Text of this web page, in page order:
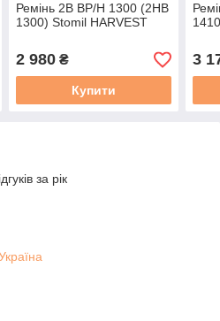
Ремінь 2B BP/H 1300 (2HB
1300) Stomil HARVEST
2 980₴
Купити
3
за рік